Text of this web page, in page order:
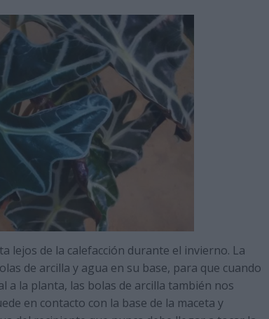
lejos de la calefacción durante el invierno. La
de arcilla y agua en su base, para que cuando
a la planta, las bolas de arcilla también nos
en contacto con la base de la maceta y